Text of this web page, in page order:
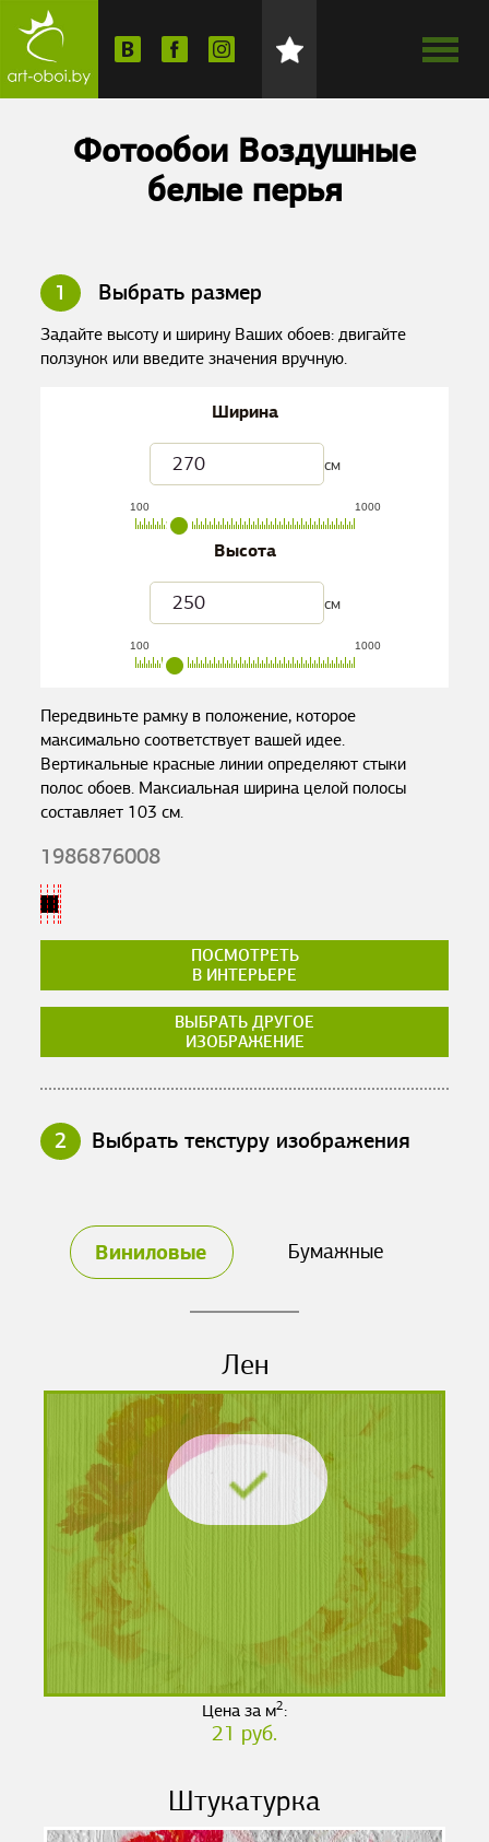
Фотообои Воздушные
белые перья
1 Выбрать размер
Задайте высоту и ширину Ваших обоев: двигайте
ползунок или введите значения вручную.
Ширина
см
100 1000
Высота
см
100 1000
Передвиньте рамку в положение, которое
максимально соответствует вашей идее.
Вертикальные красные линии определяют стыки
полос обоев. Максиальная ширина целой полосы
составляет 103 см.
1986876008
ПОСМОТРЕТЬ
В ИНТЕРЬЕРЕ
ВЫБРАТЬ ДРУГОЕ
ИЗОБРАЖЕНИЕ
2 Выбрать текстуру изображения
Виниловые Бумажные
Лен
Цена за м2:
21 руб.
Штукатурка